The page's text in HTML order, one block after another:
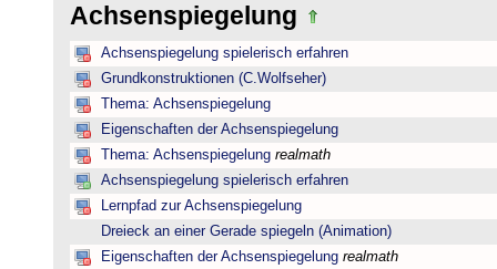
Achsenspiegelung
Achsenspiegelung spielerisch erfahren
Grundkonstruktionen (C.Wolfseher)
Thema: Achsenspiegelung
Eigenschaften der Achsenspiegelung
Thema: Achsenspiegelung realmath
Achsenspiegelung spielerisch erfahren
Lernpfad zur Achsenspiegelung
Dreieck an einer Gerade spiegeln (Animation)
Eigenschaften der Achsenspiegelung realmath